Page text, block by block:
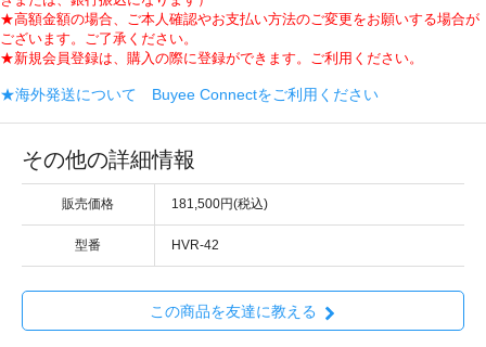
★高額金額の場合、ご本人確認やお支払い方法のご変更をお願いする場合が
ございます。ご了承ください。
★新規会員登録は、購入の際に登録ができます。ご利用ください。
★海外発送について Buyee Connectをご利用ください
その他の詳細情報
販売価格 181,500円(税込)
型番 HVR-42
この商品を友達に教える